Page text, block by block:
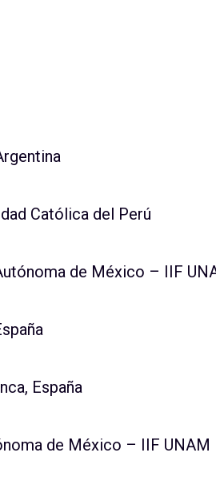
Católica del Perú
de México – IIF
España
de México – IIF UNAM